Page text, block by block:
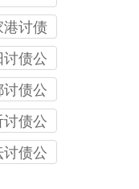
港讨债
讨债公
讨债公
讨债公
讨债公